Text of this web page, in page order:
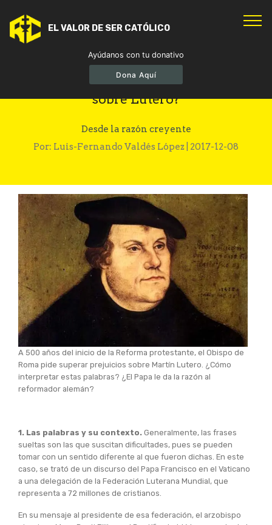
EL VALOR DE SER CATÓLICO
Ayúdanos con tu donativo
Dona Aquí
¿Por qué el Papa pide dejar prejuicios
sobre Lutero?
Desde la razón creyente
Por: Luis-Fernando Valdés López | 2017-12-08
A 500 años del inicio de la Reforma protestante, el Obispo de
Roma pide superar prejuicios sobre Martín Lutero. ¿Cómo
interpretar estas palabras? ¿El Papa le da la razón al
reformador alemán?
1. Las palabras y su contexto. Generalmente, las frases
sueltas son las que suscitan dificultades, pues se pueden
tomar con un sentido diferente al que fueron dichas. En este
caso, se trató de un discurso del Papa Francisco en el Vaticano
a una delegación de la Federación Luterana Mundial, que
representa a 72 millones de cristianos.
En su mensaje al presidente de esa federación, el arzobispo